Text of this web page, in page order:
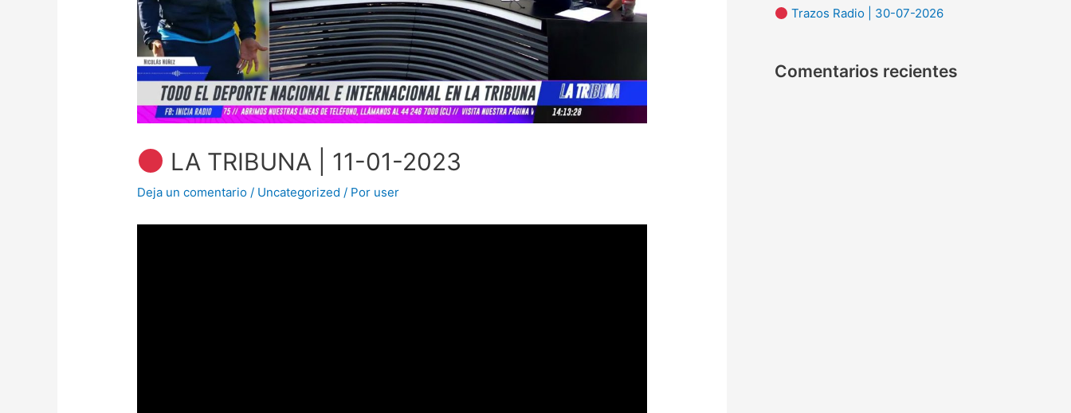
LA TRIBUNA | 11-01-2023
Deja un comentario / Uncategorized / Por user
:
Trazos Radio | 30-07-2026
Comentarios recientes